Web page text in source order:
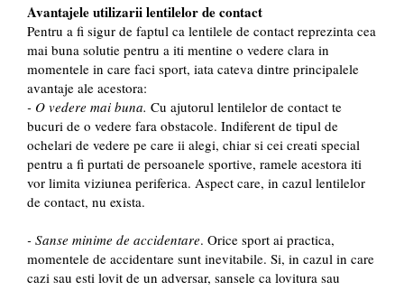
Avantajele utilizarii lentilelor de contact
Pentru a fi sigur de faptul ca lentilele de contact reprezinta cea
mai buna solutie pentru a iti mentine o vedere clara in
momentele in care faci sport, iata cateva dintre principalele
avantaje ale acestora:
- O vedere mai buna. Cu ajutorul lentilelor de contact te
bucuri de o vedere fara obstacole. Indiferent de tipul de
ochelari de vedere pe care ii alegi, chiar si cei creati special
pentru a fi purtati de persoanele sportive, ramele acestora iti
vor limita viziunea periferica. Aspect care, in cazul lentilelor
de contact, nu exista.
- Sanse minime de accidentare. Orice sport ai practica,
momentele de accidentare sunt inevitabile. Si, in cazul in care
cazi sau esti lovit de un adversar, sansele ca lovitura sau